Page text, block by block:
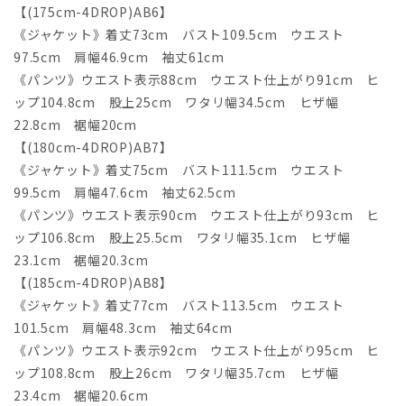
【(175cm-4DROP)AB6】
《ジャケット》着丈73cm バスト109.5cm ウエスト
97.5cm 肩幅46.9cm 袖丈61cm
《パンツ》ウエスト表示88cm ウエスト仕上がり91cm ヒ
ップ104.8cm 股上25cm ワタリ幅34.5cm ヒザ幅
22.8cm 裾幅20cm
【(180cm-4DROP)AB7】
《ジャケット》着丈75cm バスト111.5cm ウエスト
99.5cm 肩幅47.6cm 袖丈62.5cm
《パンツ》ウエスト表示90cm ウエスト仕上がり93cm ヒ
ップ106.8cm 股上25.5cm ワタリ幅35.1cm ヒザ幅
23.1cm 裾幅20.3cm
【(185cm-4DROP)AB8】
《ジャケット》着丈77cm バスト113.5cm ウエスト
101.5cm 肩幅48.3cm 袖丈64cm
《パンツ》ウエスト表示92cm ウエスト仕上がり95cm ヒ
ップ108.8cm 股上26cm ワタリ幅35.7cm ヒザ幅
23.4cm 裾幅20.6cm